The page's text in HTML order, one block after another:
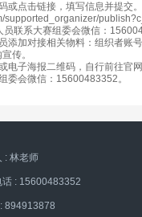
或点击链接，填写信息并提交。
supported_organizer/
员联系大赛组委会微信：
添加对接相关物料：组织者账
传。
电子海报二维码，自行前往官网
委会微信：15600483352。
: 林老师
话 : 15600483352
894913878